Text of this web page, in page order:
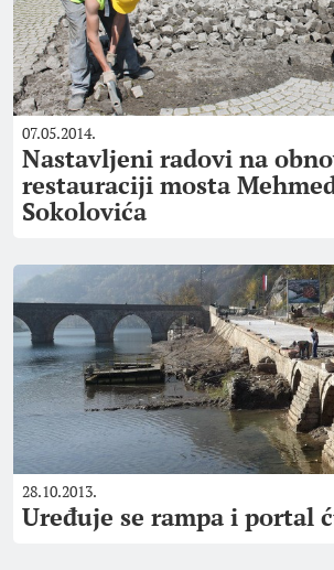
07.05.2014.
Nastavljeni radovi na
restauraciji mosta
Sokolovića
28.10.2013.
Uređuje se rampa i portal